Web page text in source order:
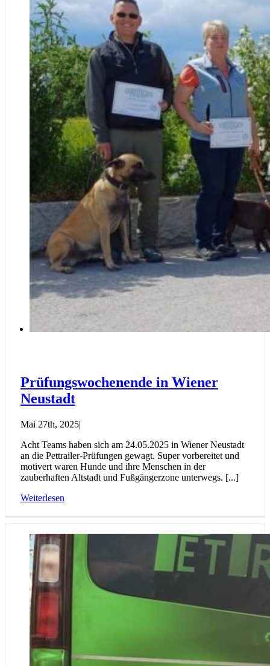
Prüfungswochenende in Wiener
Neustadt
Mai 27th, 2025|
Acht Teams haben sich am 24.05.2025 in Wiener Neustadt
an die Pettrailer-Prüfungen gewagt. Super vorbereitet und
motivert waren Hunde und ihre Menschen in der
zauberhaften Altstadt und Fußgängerzone unterwegs. [...]
Weiterlesen